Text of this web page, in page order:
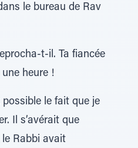
le bureau de Rav
t-il. Ta fiancée
heure !
le fait que je
Il s’avérait que
le Rabbi avait